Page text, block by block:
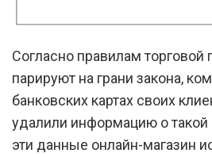
Согласно правилам
парируют на грани закона,
банковских картах своих
удалили информацию о такой
эти данные онлайн-магазин